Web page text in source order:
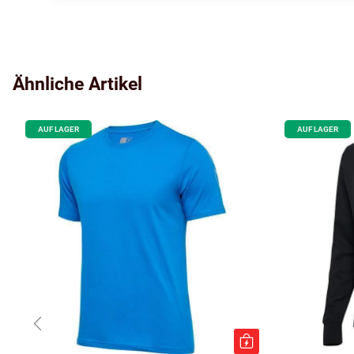
Ähnliche Artikel
AUF LAGER AUF LAGER